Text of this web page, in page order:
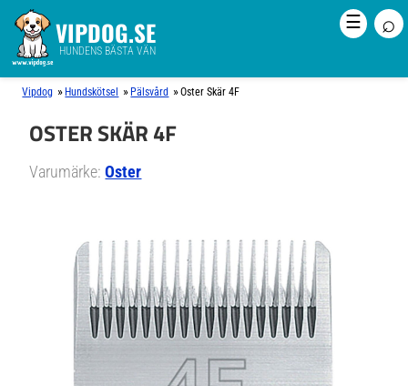
VIPDOG.SE
HUNDENS BÄSTA VÄN
☰ ⌕
Vipdog » Hundskötsel » Pälsvård »Oster Skär 4F
OSTER SKÄR 4F
Varumärke:Oster